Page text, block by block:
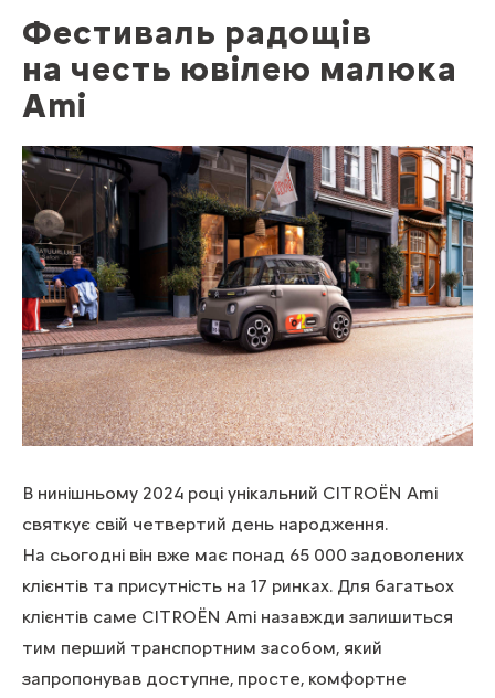
Фестиваль радощів
на честь ювілею малюка
Ami
В нинішньому 2024 році унікальний CITROЁN Ami
святкує свій четвертий день народження.
На сьогодні він вже має понад 65 000 задоволених
клієнтів та присутність на 17 ринках. Для багатьох
клієнтів саме CITROЁN Ami назавжди залишиться
тим перший транспортним засобом, який
запропонував доступне, просте, комфортне